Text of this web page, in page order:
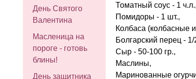
День Святого
Валентина
Масленица на
пороге - готовь
блины!
День защитника
Томатный соус - 1 ч.л.,
Помидоры - 1 шт.,
Колбаса (колбасные
Болгарский перец - 1/
Сыр - 50-100 гр.,
Маслины,
Маринованные